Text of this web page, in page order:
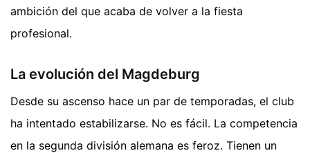
ambición del que acaba de volver a la fiesta
profesional.
La evolución del Magdeburg
Desde su ascenso hace un par de temporadas, el club
ha intentado estabilizarse. No es fácil. La competencia
en la segunda división alemana es feroz. Tienen un